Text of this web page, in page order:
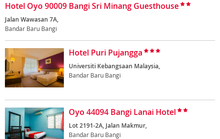
Hotel Oyo 90009 Bangi Sri Minang Guesthouse
Jalan Wawasan 7A,
Bandar Baru Bangi
Hotel Puri Pujangga
Universiti Kebangsaan Malaysia,
Bandar Baru Bangi
Oyo 44094 Bangi Lanai Hotel
Lot 2191-2A, Jalan Makmur,
Bandar Baru Bangi